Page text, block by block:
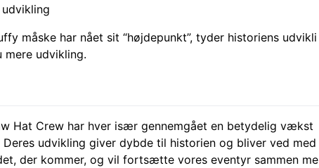
måske har nået sit “højdepunkt”, tyder historiens udvikli
mere udvikling.
Hat Crew har hver især gennemgået en betydelig vækst
udvikling giver dybde til historien og bliver ved med
der kommer, og vil fortsætte vores eventyr sammen me